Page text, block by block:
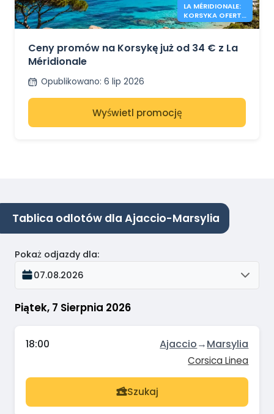
LA MÉRIDIONALE:
KORSYKA OFERTY
OD 34€
Ceny promów na Korsykę już od 34 € z La
Méridionale
Opublikowano: 6 lip 2026
Wyświetl promocję
Tablica odlotów dla Ajaccio-Marsylia
Piątek, 7 Sierpnia 2026
Pokaż odjazdy dla:
07.08.2026
18:00 Ajaccio→Marsylia
Corsica Linea
Szukaj